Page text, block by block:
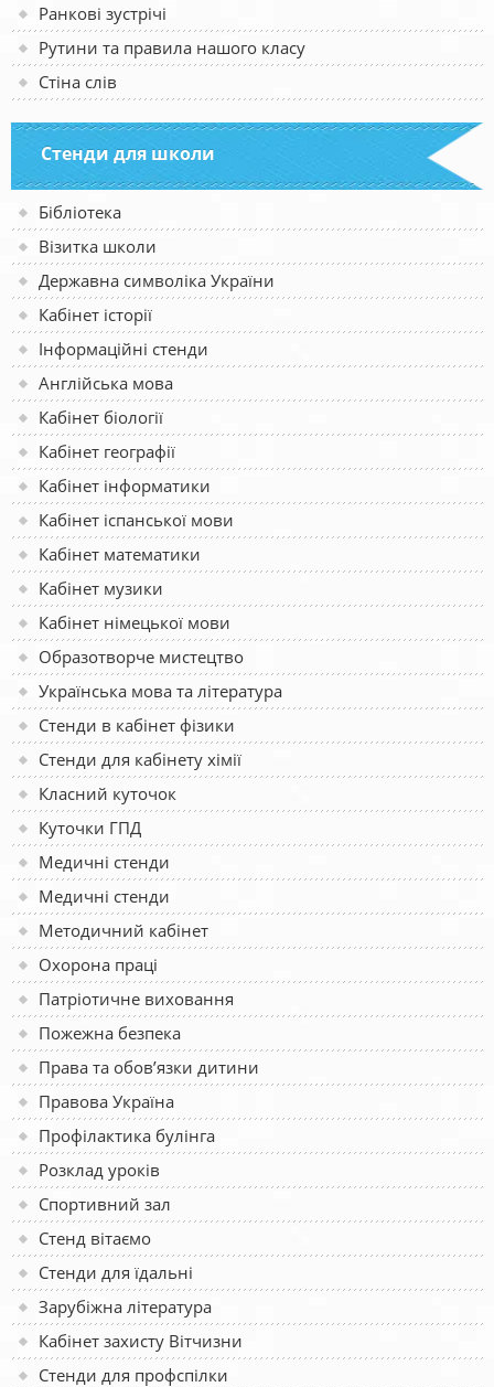
Ранкові зустрічі
Рутини та правила нашого класу
Стіна слів
Стенди для школи
Бібліотека
Візитка школи
Державна символіка України
Кабінет історії
Інформаційні стенди
Англійська мова
Кабінет біології
Кабінет географії
Кабінет інформатики
Кабінет іспанської мови
Кабінет математики
Кабінет музики
Кабінет німецької мови
Образотворче мистецтво
Українська мова та література
Стенди в кабінет фізики
Стенди для кабінету хімії
Класний куточок
Куточки ГПД
Медичні стенди
Медичні стенди
Методичний кабінет
Охорона праці
Патріотичне виховання
Пожежна безпека
Права та обов’язки дитини
Правова Україна
Профілактика булінга
Розклад уроків
Спортивний зал
Стенд вітаємо
Стенди для їдальні
Зарубіжна література
Кабінет захисту Вітчизни
Стенди для профспілки